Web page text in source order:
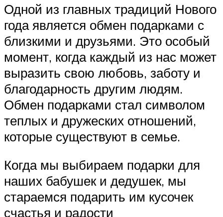
Одной из главных традиций Нового
года является обмен подарками с
близкими и друзьями. Это особый
момент, когда каждый из нас может
выразить свою любовь, заботу и
благодарность другим людям.
Обмен подарками стал символом
теплых и дружеских отношений,
которые существуют в семье.
Когда мы выбираем подарки для
наших бабушек и дедушек, мы
стараемся подарить им кусочек
счастья и радости